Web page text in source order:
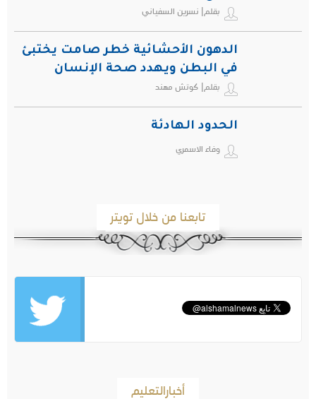
بقلم| نسرين السفياني
الدهون الأحشائية خطر صامت يختبئ
في البطن ويهدد صحة الإنسان
بقلم| كوتش مهند
الحدود الهادئة
وفاء الاسمري
تابعنا من خلال تويتر
أخبارالتعليم